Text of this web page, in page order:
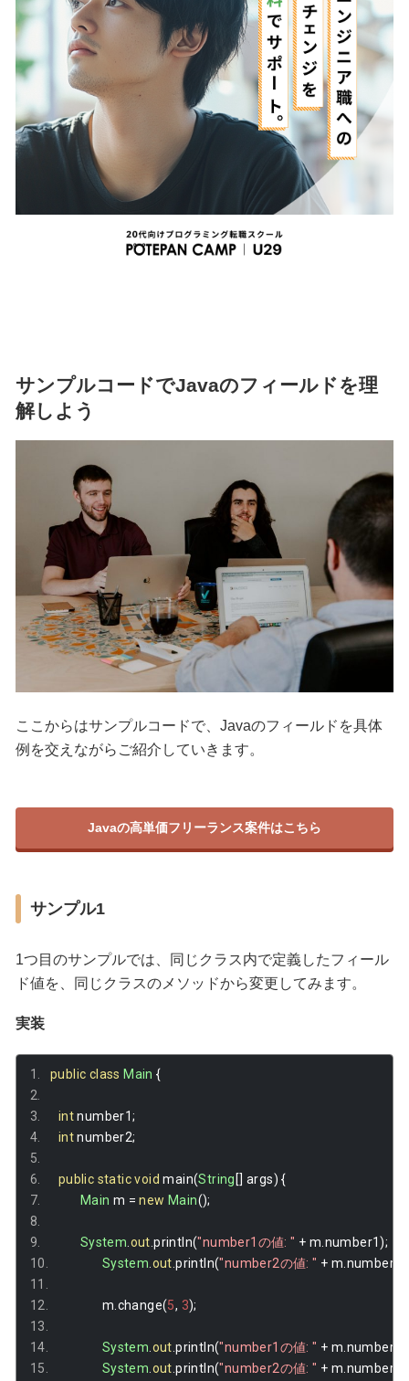
サンプルコードでJavaのフィールドを理
解しよう
ここからはサンプルコードで、Javaのフィールドを具体
例を交えながらご紹介していきます。
Javaの高単価フリーランス案件はこちら
サンプル1
1つ目のサンプルでは、同じクラス内で定義したフィール
ド値を、同じクラスのメソッドから変更してみます。
実装
public class Main {
int number1;
int number2;
public static void main(String [] args) {
Main m = new Main();
System out .println("number1の値: " + m number1);
System out .println("number2の値: " + m number2
		m
change(5, 3);
System out .println("number1の値: " + m number1
System out .println("number2の値: " + m number2